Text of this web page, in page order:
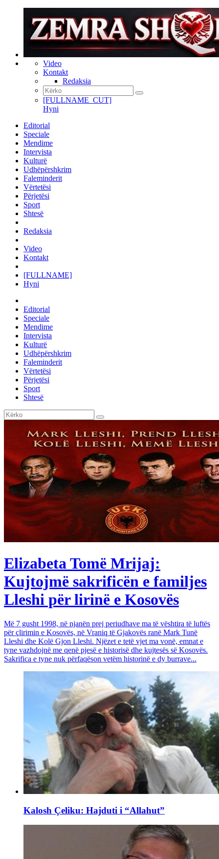
Video
Kontakt
Redaksia
[FULLNAME_CUT]
Hyni
Editorial
Speciale
Mendime
Intervista
Kulturë
Udhëpërshkrim
Faleminderit
Vërtetësi
Përjetësi
Sport
Shtesë
Redaksia
Video
Kontakt
[FULLNAME]
Hyni
Editorial
Speciale
Mendime
Intervista
Kulturë
Udhëpërshkrim
Faleminderit
Vërtetësi
Përjetësi
Sport
Shtesë
Elizabeta Tomë Mrijaj:
Kujtojmë sakrificën e familjes
Lleshi për lirinë e Kosovës
Më 7 gusht 1998, në njanën prej periudhave ma të vështira të luftës
për çlirimin e Kosovës, në Vraniq të Gjakovës ranë Mark Tunë
Lleshi dhe Kolë Gjon Lleshi. Njëzet e tetë vjet ma vonë, emnat e
tyne vazhdojnë me qenë pjesë e historisë dhe kujtesës së Kosovës.
Sakrifica e tyne nuk përfaqëson vetëm historinë e dy burrave...
Kalosh Çeliku: Hajduti i “Allahut”